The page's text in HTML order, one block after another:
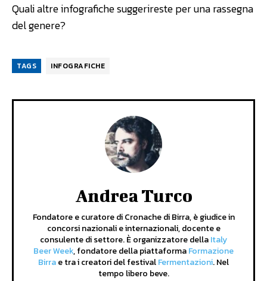
Quali altre infografiche suggerireste per una rassegna
del genere?
TAGS INFOGRAFICHE
Andrea Turco
Fondatore e curatore di Cronache di Birra, è giudice in
concorsi nazionali e internazionali, docente e
consulente di settore. È organizzatore dellaItaly
Beer Week, fondatore della piattaformaFormazione
Birrae tra i creatori del festivalFermentazioni. Nel
tempo libero beve.